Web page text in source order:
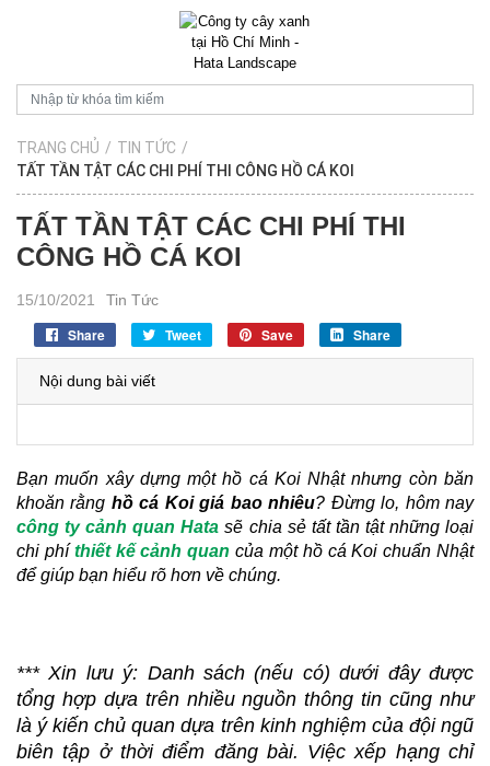
TRANG CHỦ / TIN TỨC /
TẤT TẦN TẬT CÁC CHI PHÍ THI CÔNG HỒ CÁ KOI
TẤT TẦN TẬT CÁC CHI PHÍ THI
CÔNG HỒ CÁ KOI
15/10/2021 Tin Tức
Share Tweet Save Share
Nội dung bài viết
Bạn muốn xây dựng một hồ cá Koi Nhật nhưng còn băn
khoăn rằng hồ cá Koi giá bao nhiêu
? Đừng lo, hôm nay
công ty cảnh quan Hata sẽ chia sẻ tất tần tật những loại
chi phí thiết kế cảnh quan của một hồ cá Koi chuẩn Nhật
để giúp bạn hiểu rõ hơn về chúng.
*** Xin lưu ý: Danh sách (nếu có) dưới đây được
tổng hợp dựa trên nhiều nguồn thông tin cũng như
là ý kiến chủ quan dựa trên kinh nghiệm của đội ngũ
biên tập ở thời điểm đăng bài. Việc xếp hạng chỉ